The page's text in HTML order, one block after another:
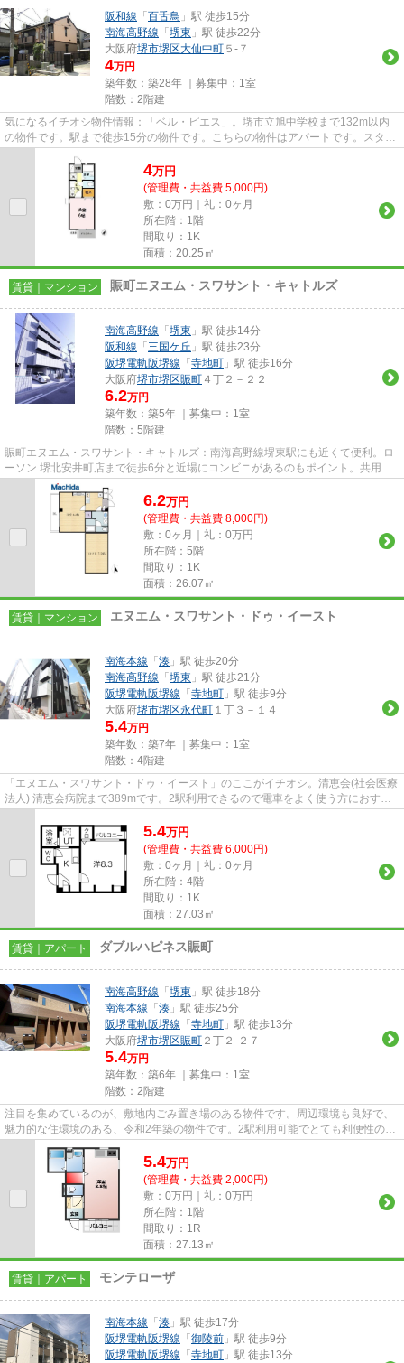
阪和線 「 百舌鳥 」駅 徒歩15分
南海高野線 「 堺東 」駅 徒歩22分
大阪府堺市堺区大仙中町 ５-７
4万円
築年数：築28年 ｜募集中： 1室
階数：2階建
気になるイチオシ物件情報：「ベル・ピエス」。堺市立旭中学校まで132m以内
の物件です。駅まで徒歩15分の物件です。こちらの物件はアパートです。スタッ
4万円
(管理費・共益費 5,000円)
敷：0万円｜礼：0ヶ月
所在階：1階
間取り：1K
面積：20.25㎡
賃貸｜マンション 賑町エヌエム・スワサント・キャトルズ
南海高野線 「 堺東 」駅 徒歩14分
阪和線 「 三国ケ丘 」駅 徒歩23分
阪堺電軌阪堺線 「 寺地町 」駅 徒歩16分
大阪府堺市堺区賑町 ４丁２－２２
6.2万円
築年数：築5年 ｜募集中： 1室
階数：5階建
賑町エヌエム・スワサント・キャトルズ：南海高野線堺東駅にも近くて便利。ロ
ーソン 堺北安井町店まで徒歩6分と近場にコンビニがあるのもポイント。共用部
にはエレベータ・敷地内ごみ...
6.2万円
(管理費・共益費 8,000円)
敷：0ヶ月｜礼：0万円
所在階：5階
間取り：1K
面積：26.07㎡
賃貸｜マンション エヌエム・スワサント・ドゥ・イースト
南海本線 「 湊 」駅 徒歩20分
南海高野線 「 堺東 」駅 徒歩21分
阪堺電軌阪堺線 「 寺地町 」駅 徒歩9分
大阪府堺市堺区永代町 １丁３－１４
5.4万円
築年数：築7年 ｜募集中： 1室
階数：4階建
「エヌエム・スワサント・ドゥ・イースト」のここがイチオシ。清恵会(社会医療
法人) 清恵会病院まで389mです。2駅利用できるので電車をよく使う方におすす
5.4万円
(管理費・共益費 6,000円)
敷：0ヶ月｜礼：0ヶ月
所在階：4階
間取り：1K
面積：27.03㎡
賃貸｜アパート ダブルハピネス賑町
南海高野線 「 堺東 」駅 徒歩18分
南海本線 「 湊 」駅 徒歩25分
阪堺電軌阪堺線 「 寺地町 」駅 徒歩13分
大阪府堺市堺区賑町 ２丁２-２７
5.4万円
築年数：築6年 ｜募集中： 1室
階数：2階建
注目を集めているのが、敷地内ごみ置き場のある物件です。周辺環境も良好で、
魅力的な住環境のある、令和2年築の物件です。2駅利用可能でとても利便性の高
い物件です。クレジットカー...
5.4万円
(管理費・共益費 2,000円)
敷：0万円｜礼：0万円
所在階：1階
間取り：1R
面積：27.13㎡
賃貸｜アパート モンテローザ
南海本線 「 湊 」駅 徒歩17分
阪堺電軌阪堺線 「 御陵前 」駅 徒歩9分
阪堺電軌阪堺線 「 寺地町 」駅 徒歩13分